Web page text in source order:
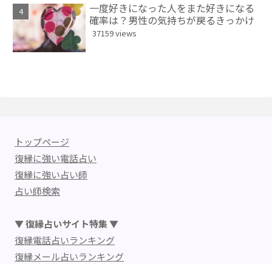
一度好きになった人をまた好きになる
確率は？男性の気持ちが戻るきっかけ
37159 views
トップページ
復縁に強い電話占い
復縁に強い占い師
占い師検索
▼ 復縁占いサイト特集 ▼
復縁電話占いランキング
復縁メール占いランキング